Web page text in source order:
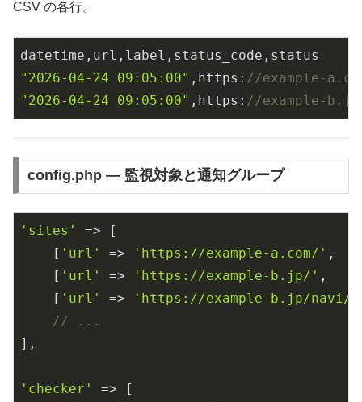
CSV の各行。
"2026-04-24 09:05:00" ,https: //example-
"2026-04-24 09:05:00" ,https: //example-b.jp/,
config.php — 監視対象と通知グループ
'sites'
=> [
    [
'url' => 'https://example-a.com/'
    [
'url' => 'https://example-b.jp/'
    [
'url' => 'https://example-b.jp/navi/'
// ...
],
'checker'
=> [